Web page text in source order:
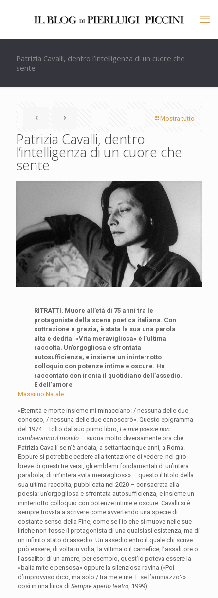
Patrizia Cavalli, dentro l’intelligenza di un cuore che
sente
Mostra tutto
Patrizia Cavalli, dentro
l’intelligenza di un cuore che
sente
RITRATTI. Muore all’età di 75 anni tra le
protagoniste della scena poetica italiana. Con
sottrazione e grazia, è stata la sua una parola
alta e dedita. «Vita meravigliosa» è l’ultima
raccolta. Un’orgogliosa e sfrontata
autosufficienza, e insieme un ininterrotto
colloquio con potenze intime e oscure. Ha
raccontato con ironia il quotidiano dell’assedio.
E dell’amore
Massimo Natale
«Eternità e morte insieme mi minacciano: / nessuna delle due
conosco, / nessuna delle due conoscerò». Questo epigramma
del 1974 – tolto dal suo primo libro, Le mie poesie non
cambieranno il mondo– suona molto diversamente ora che
Patrizia Cavalli se n’è andata, a settantacinque anni, a Roma.
Eppure si potrebbe cedere alla tentazione di vedere, nel giro
breve di questi tre versi, gli emblemi fondamentali di un’intera
parabola, di un’intera «vita meravigliosa» – questo il titolo della
sua ultima raccolta, pubblicata nel 2020 – consacrata alla
poesia: un’orgogliosa e sfrontata autosufficienza, e insieme un
ininterrotto colloquio con potenze intime e oscure. Cavalli si è
sempre trovata a scrivere come avvertendo una specie di
costante senso della Fine, come se l’io che si muove nelle sue
liriche non fosse il protagonista di una qualsiasi esistenza, ma di
un infinito stato di assedio. Un assedio entro il quale chi scrive
può essere, di volta in volta, la vittima o il carnefice, l’assalitore o
l’assalito: di un amore, per esempio, quest’io poteva essere la
«balia mite e pensosa» oppure la silenziosa rovina («Poi
d’improvviso dico, ma solo / tra me e me: E se l’ammazzo?»:
così in una lirica di Sempre aperto teatro, 1999).